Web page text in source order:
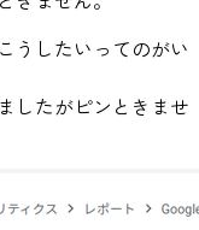
うしたいってのがい
したがピンときませ